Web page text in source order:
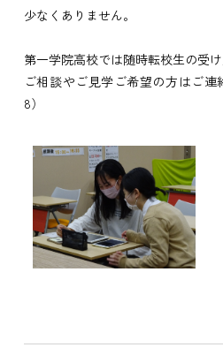
少なくありません。
第一学院高校では随時転校生の受け
ご相談やご見学ご希望の方はご連
8）